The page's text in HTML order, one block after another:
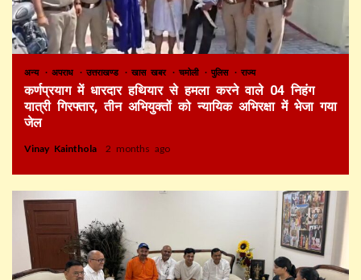
अन्य अपराध उत्तराखण्ड खास खबर चमोली पुलिस राज्य
कर्णप्रयाग में धारदार हथियार से हमला करने वाले 04 निहंग
यात्री गिरफ्तार, तीन अभियुक्तों को न्यायिक अभिरक्षा में भेजा गया
जेल
Vinay Kainthola 2 months ago